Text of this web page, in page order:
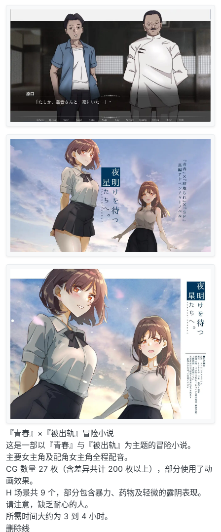
『青春』×『被出轨』冒险小说
这是一部以『青春』与『被出轨』为主题的冒险小说。
主要女主角及配角女主角全程配音。
CG 数量 27 枚（含差异共计 200 枚以上），部分使用了动
画效果。
H 场景共 9 个，部分包含暴力、药物及轻微的露阴表现。
请注意，缺乏耐心的人。
所需时间大约为 3 到 4 小时。
删除线